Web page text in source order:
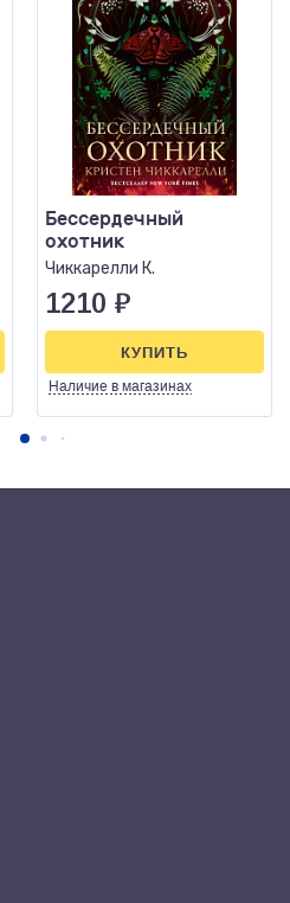
Бессердечный
охотник
Чиккарелли К.
1210 ₽
Наличие в магазинах
КУПИТЬ